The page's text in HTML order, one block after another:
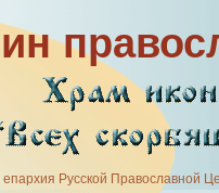
епархия Русской Православной